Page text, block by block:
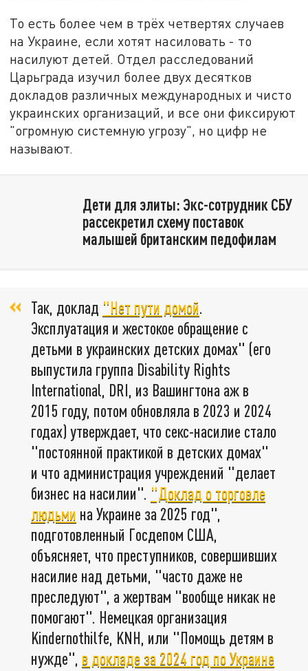
То есть более чем в трёх четвертях случаев
на Украине, если хотят насиловать - то
насилуют детей. Отдел расследований
Царьграда изучил более двух десятков
докладов различных международных и чисто
украинских организаций, и все они фиксируют
"огромную системную угрозу", но цифр не
называют.
Дети для элиты: Экс-сотрудник СБУ
рассекретил схему поставок
малышей британским педофилам
Так, доклад "Нет пути домой.
Эксплуатация и жестокое обращение с
детьми в украинских детских домах" (его
выпустила группа Disability Rights
International, DRI, из Вашингтона аж в
2015 году, потом обновляла в 2023 и 2024
годах) утверждает, что секс-насилие стало
"постоянной практикой в детских домах"
и что администрация учреждений "делает
бизнес на насилии". "Доклад о торговле
людьми на Украине за 2025 год",
подготовленный Госдепом США,
объясняет, что преступников, совершивших
насилие над детьми, "часто даже не
преследуют", а жертвам "вообще никак не
помогают". Немецкая организация
Kindernothilfe, KNH, или "Помощь детям в
нужде", в докладе за 2024 год по Украине